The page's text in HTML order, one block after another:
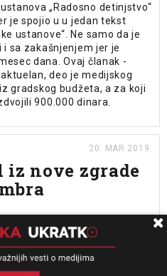
„Radosno detinjstvo“
je spojio u u jedan tekst
ustanove“. Ne samo da je
sa zakašnjenjem jer je
dana. Ovaj članak -
deo je medijskog
gradskog budžeta, a za koji
900.000 dinara.
20. MAR 2019.
nove zgrade
projektima, u čijoj
i Pokrajina, predsednik